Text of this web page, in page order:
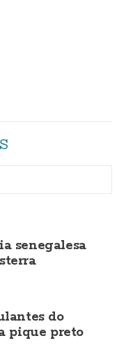
senegalesa
do
pique preto